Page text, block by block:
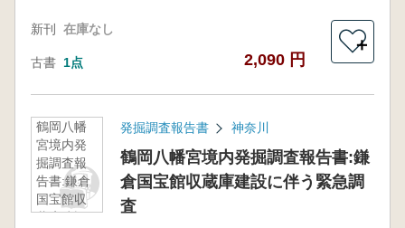
新刊 在庫なし
古書 1点 2,090 円
＋
鶴岡八幡
宮境内発
掘調査報
告書:鎌倉
国宝館収
蔵庫建設
発掘調査報告書 神奈川
鶴岡八幡宮境内発掘調査報告書:鎌
倉国宝館収蔵庫建設に伴う緊急調
査